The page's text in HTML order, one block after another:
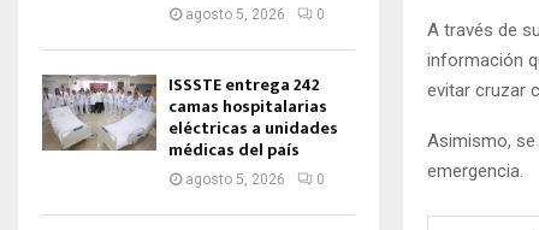
A través de
información
evitar cruzar
Asimismo,
emergencia.
agosto 5, 2026 0
ISSSTE entrega 242
camas hospitalarias
eléctricas a unidades
médicas del país
agosto 5, 2026 0